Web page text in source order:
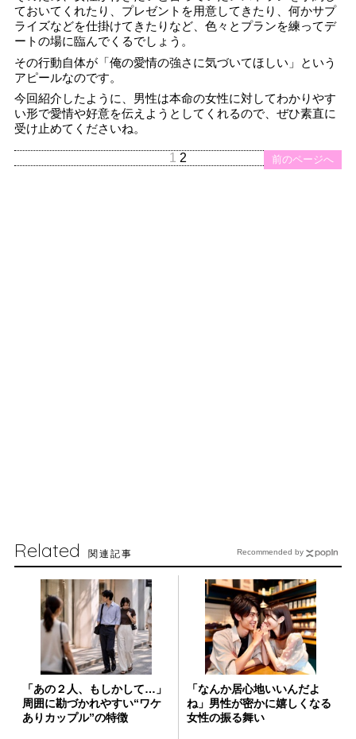
ておいてくれたり、プレゼントを用意してきたり、何かサプ
ライズなどを仕掛けてきたりなど、色々とプランを練ってデ
ートの場に臨んでくるでしょう。
その行動自体が「俺の愛情の強さに気づいてほしい」という
アピールなのです。
今回紹介したように、男性は本命の女性に対してわかりやす
い形で愛情や好意を伝えようとしてくれるので、ぜひ素直に
受け止めてくださいね。
前のページへ
1 2
Related 関連記事
「あの２人、もしかして…」
周囲に勘づかれやすい“ワケ
ありカップル”の特徴
「なんか居心地いいんだよ
ね」男性が密かに嬉しくなる
女性の振る舞い
Recommended by